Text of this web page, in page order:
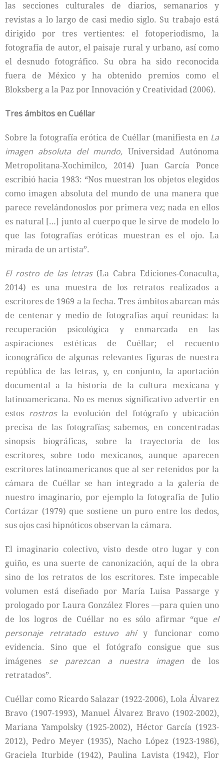
las secciones culturales de diarios, semanarios y
revistas a lo largo de casi medio siglo. Su trabajo está
dirigido por tres vertientes: el fotoperiodismo, la
fotografía de autor, el paisaje rural y urbano, así como
el desnudo fotográfico. Su obra ha sido reconocida
fuera de México y ha obtenido premios como el
Bloksberg a la Paz por Innovación y Creatividad (2006).
Tres ámbitos en Cuéllar
Sobre la fotografía erótica de Cuéllar (manifiesta en La
imagen absoluta del mundo, Universidad Autónoma
Metropolitana-Xochimilco, 2014) Juan García Ponce
escribió hacia 1983: “Nos muestran los objetos elegidos
como imagen absoluta del mundo de una manera que
parece revelándonoslos por primera vez; nada en ellos
es natural […] junto al cuerpo que le sirve de modelo lo
que las fotografías eróticas muestran es el ojo. La
mirada de un artista”.
El rostro de las letras (La Cabra Ediciones-Conaculta,
2014) es una muestra de los retratos realizados a
escritores de 1969 a la fecha. Tres ámbitos abarcan más
de centenar y medio de fotografías aquí reunidas: la
recuperación psicológica y enmarcada en las
aspiraciones estéticas de Cuéllar; el recuento
iconográfico de algunas relevantes figuras de nuestra
república de las letras, y, en conjunto, la aportación
documental a la historia de la cultura mexicana y
latinoamericana. No es menos significativo advertir en
estos rostrosla evolución del fotógrafo y ubicación
precisa de las fotografías; sabemos, en concentradas
sinopsis biográficas, sobre la trayectoria de los
escritores, sobre todo mexicanos, aunque aparecen
escritores latinoamericanos que al ser retenidos por la
cámara de Cuéllar se han integrado a la galería de
nuestro imaginario, por ejemplo la fotografía de Julio
Cortázar (1979) que sostiene un puro entre los dedos,
sus ojos casi hipnóticos observan la cámara.
El imaginario colectivo, visto desde otro lugar y con
guiño, es una suerte de canonización, aquí de la obra
sino de los retratos de los escritores. Este impecable
volumen está diseñado por María Luisa Passarge y
prologado por Laura González Flores —para quien uno
de los logros de Cuéllar no es sólo afirmar “que el
personaje retratado estuvo ahíy funcionar como
evidencia. Sino que el fotógrafo consigue que sus
imágenes se parezcan a nuestra imagen de los
retratados”.
Cuéllar como Ricardo Salazar (1922-2006), Lola Álvarez
Bravo (1907-1993), Manuel Álvarez Bravo (1902-2002),
Mariana Yampolsky (1925-2002), Héctor García (1923-
2012), Pedro Meyer (1935), Nacho López (1923-1986),
Graciela Iturbide (1942), Paulina Lavista (1942), Flor